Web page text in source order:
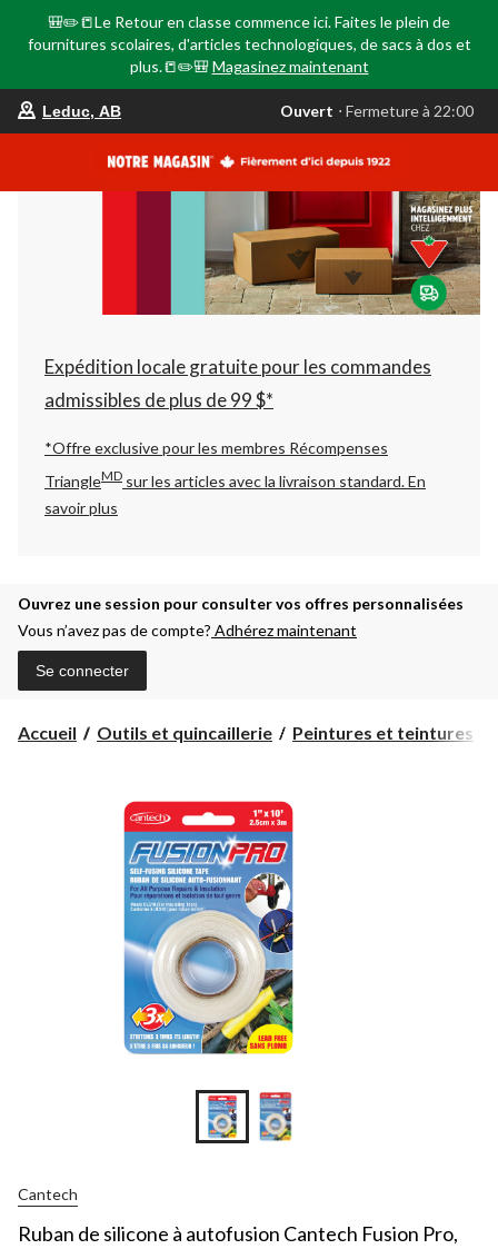
🎒✏️📒Le Retour en classe commence ici. Faites le plein de
fournitures scolaires, d'articles technologiques, de sacs à dos et
plus.📒✏️🎒 Magasinez maintenant
votre
est
AB,
Ouvert,
Fermeture
à
22:00
changer
Leduc, AB Ouvert ⋅ Fermeture à 22:00
Expédition locale gratuite pour les commandes
admissibles de plus de 99 $*
*Offre exclusive pour les membres Récompenses
TriangleMD sur les articles avec la livraison standard.En
savoir plus
Ouvrez une session pour consulter vos offres personnalisées
Vous n’avez pas de compte? Adhérez maintenant
Se connecter
Accueil Outils et quincaillerie Peintures et teintures
Cantech
Ruban de silicone à autofusion Cantech Fusion Pro,